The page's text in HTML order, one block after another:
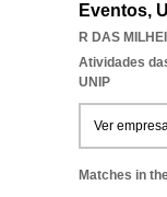
Eventos,
R DAS
Atividades
UNIP
Ver
Matches in